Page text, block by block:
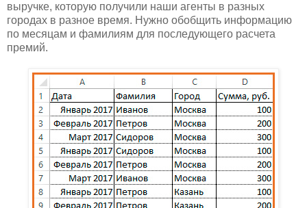
выручке, которую получили наши агенты в разных
городах в разное время. Нужно обобщить информацию
по месяцам и фамилиям для последующего расчета
премий.